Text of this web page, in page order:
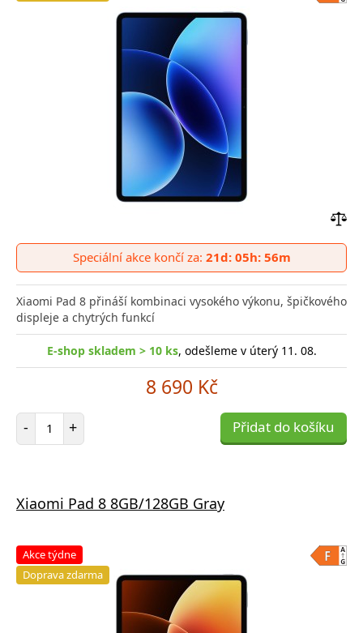
do
Speciální akce končí za: 21d: 05h: 56m
Xiaomi Pad 8 přináší kombinaci vysokého výkonu, špičkového
displeje a chytrých funkcí
E-shop skladem > 10 ks, odešleme v úterý 11. 08.
8 690 Kč
- Počet položek
+ Přidat do košíku
Xiaomi Pad 8 8GB/128GB Gray
Akce týdne
Doprava zdarma